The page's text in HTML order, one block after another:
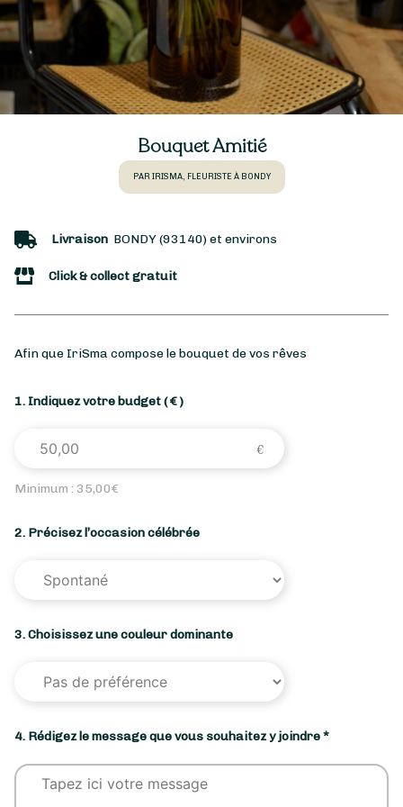
Bouquet Amitié
PAR IRISMA, FLEURISTE À BONDY
Livraison BONDY (93140) et environs
Click & collect gratuit
Afin que IriSma compose le bouquet de vos rêves
1. Indiquez votre budget( € )
Minimum : 35,00€
2. Précisez l’occasion célébrée
3. Choisissez une couleur dominante
4. Rédigez le message que vous souhaitez y joindre *